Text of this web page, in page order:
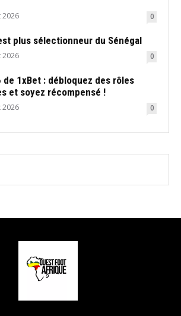
2026 0
plus sélectionneur du Sénégal
2026 0
de 1xBet : débloquez des rôles
et soyez récompensé !
2026 0